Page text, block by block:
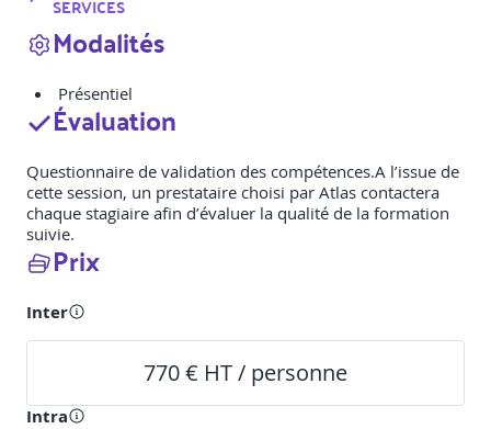
SERVICES
Modalités
Présentiel
Évaluation
Questionnaire de validation des compétences.A l’issue de
cette session, un prestataire choisi par Atlas contactera
chaque stagiaire afin d’évaluer la qualité de la formation
suivie.
Prix
Inter
770 € HT / personne
Intra